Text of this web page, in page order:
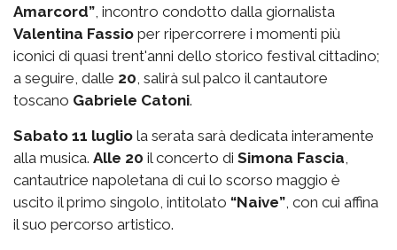
Amarcord”, incontro condotto dalla giornalista
Valentina Fassio per ripercorrere i momenti più
iconici di quasi trent'anni dello storico festival cittadino;
a seguire, dalle 20, salirà sul palco il cantautore
toscano Gabriele Catoni.
Sabato 11 luglio la serata sarà dedicata interamente
alla musica. Alle 20 il concerto di Simona Fascia,
cantautrice napoletana di cui lo scorso maggio è
uscito il primo singolo, intitolato “Naive”, con cui affina
il suo percorso artistico.